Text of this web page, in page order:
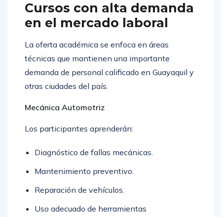
Cursos con alta demanda
en el mercado laboral
La oferta académica se enfoca en áreas
técnicas que mantienen una importante
demanda de personal calificado en Guayaquil y
otras ciudades del país.
Mecánica Automotriz
Los participantes aprenderán:
Diagnóstico de fallas mecánicas.
Mantenimiento preventivo.
Reparación de vehículos.
Uso adecuado de herramientas